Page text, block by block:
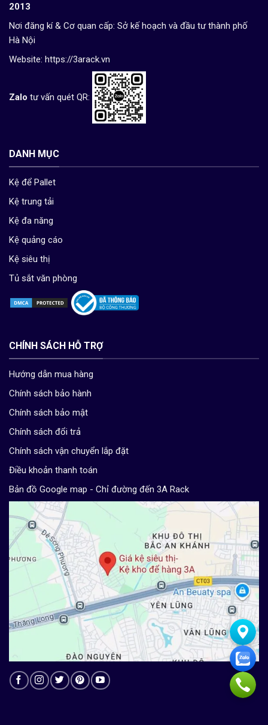
2013
Nơi đăng kí & Cơ quan cấp: Sở kế hoạch và đầu tư thành phố
Hà Nội
Website: https://3arack.vn
Zalo tư vấn quét QR:
DANH MỤC
Kệ để Pallet
Kệ trung tải
Kệ đa năng
Kệ quảng cáo
Kệ siêu thị
Tủ sắt văn phòng
CHÍNH SÁCH HỖ TRỢ
Hướng dẫn mua hàng
Chính sách bảo hành
Chính sách bảo mật
Chính sách đổi trả
Chính sách vận chuyển lắp đặt
Điều khoản thanh toán
Bản đồ Google map - Chỉ đường đến 3A Rack